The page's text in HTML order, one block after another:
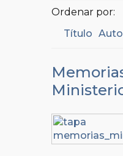
Ordenar por:
Título